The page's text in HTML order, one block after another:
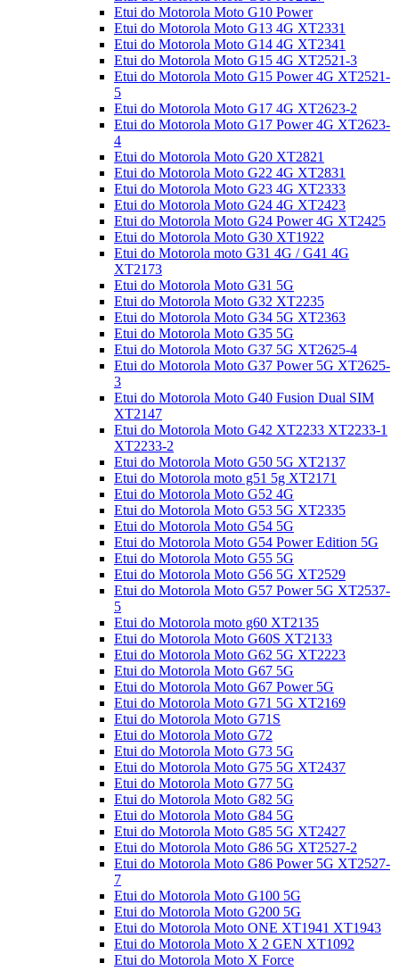
Etui do Motorola Moto G10 Power
Etui do Motorola Moto G13 4G XT2331
Etui do Motorola Moto G14 4G XT2341
Etui do Motorola Moto G15 4G XT2521-3
Etui do Motorola Moto G15 Power 4G XT2521-
5
Etui do Motorola Moto G17 4G XT2623-2
Etui do Motorola Moto G17 Power 4G XT2623-
4
Etui do Motorola Moto G20 XT2821
Etui do Motorola Moto G22 4G XT2831
Etui do Motorola Moto G23 4G XT2333
Etui do Motorola Moto G24 4G XT2423
Etui do Motorola Moto G24 Power 4G XT2425
Etui do Motorola Moto G30 XT1922
Etui do Motorola moto G31 4G / G41 4G
XT2173
Etui do Motorola Moto G31 5G
Etui do Motorola Moto G32 XT2235
Etui do Motorola Moto G34 5G XT2363
Etui do Motorola Moto G35 5G
Etui do Motorola Moto G37 5G XT2625-4
Etui do Motorola Moto G37 Power 5G XT2625-
3
Etui do Motorola Moto G40 Fusion Dual SIM
XT2147
Etui do Motorola Moto G42 XT2233 XT2233-1
XT2233-2
Etui do Motorola Moto G50 5G XT2137
Etui do Motorola moto g51 5g XT2171
Etui do Motorola Moto G52 4G
Etui do Motorola Moto G53 5G XT2335
Etui do Motorola Moto G54 5G
Etui do Motorola Moto G54 Power Edition 5G
Etui do Motorola Moto G55 5G
Etui do Motorola Moto G56 5G XT2529
Etui do Motorola Moto G57 Power 5G XT2537-
5
Etui do Motorola moto g60 XT2135
Etui do Motorola Moto G60S XT2133
Etui do Motorola Moto G62 5G XT2223
Etui do Motorola Moto G67 5G
Etui do Motorola Moto G67 Power 5G
Etui do Motorola Moto G71 5G XT2169
Etui do Motorola Moto G71S
Etui do Motorola Moto G72
Etui do Motorola Moto G73 5G
Etui do Motorola Moto G75 5G XT2437
Etui do Motorola Moto G77 5G
Etui do Motorola Moto G82 5G
Etui do Motorola Moto G84 5G
Etui do Motorola Moto G85 5G XT2427
Etui do Motorola Moto G86 5G XT2527-2
Etui do Motorola Moto G86 Power 5G XT2527-
7
Etui do Motorola Moto G100 5G
Etui do Motorola Moto G200 5G
Etui do Motorola Moto ONE XT1941 XT1943
Etui do Motorola Moto X 2 GEN XT1092
Etui do Motorola Moto X Force